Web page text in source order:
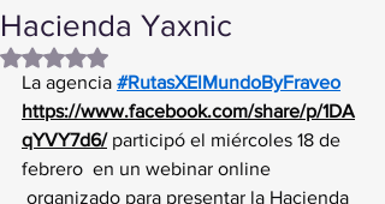
Hacienda Yaxnic
Obtuvo NaN de 5 estrellas.
La agencia #RutasXElMundoByFraveo
https://www.facebook.com/share/p/1DA
qYVY7d6/ participó el miércoles 18 de
febrero  en un webinar online
organizado para presentar la Hacienda